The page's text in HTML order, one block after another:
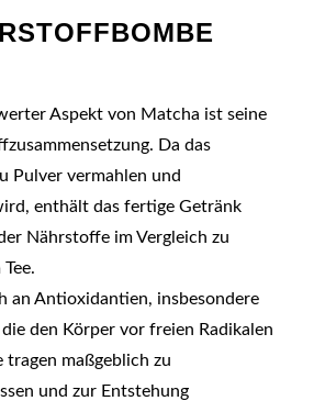
Aspekt von Matcha ist seine
Da das
Pulver vermahlen und
enthält das fertige Getränk
Nährstoffe im Vergleich zu
an Antioxidantien, insbesondere
den Körper vor freien Radikalen
tragen maßgeblich zu
und zur Entstehung